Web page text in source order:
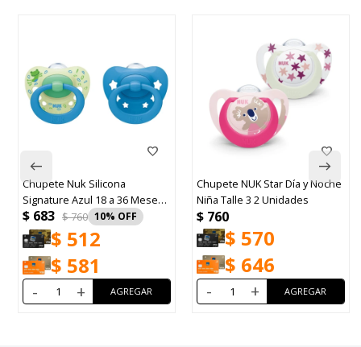
Chupete Nuk Silicona
Signature Azul 18 a 36 Meses
2 Unidades
$ 683 $760 10
$ 512
$ 581
- +
Chupete NUK Star Día y Noche
Niña Talle 3 2 Unidades
$ 760
$ 570
$ 646
- +